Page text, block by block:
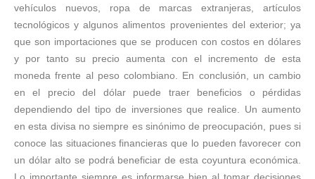
vehículos nuevos, ropa de marcas extranjeras, artículos
tecnológicos y algunos alimentos provenientes del exterior; ya
que son importaciones que se producen con costos en dólares
y por tanto su precio aumenta con el incremento de esta
moneda frente al peso colombiano. En conclusión, un cambio
en el precio del dólar puede traer beneficios o pérdidas
dependiendo del tipo de inversiones que realice. Un aumento
en esta divisa no siempre es sinónimo de preocupación, pues si
conoce las situaciones financieras que lo pueden favorecer con
un dólar alto se podrá beneficiar de esta coyuntura económica.